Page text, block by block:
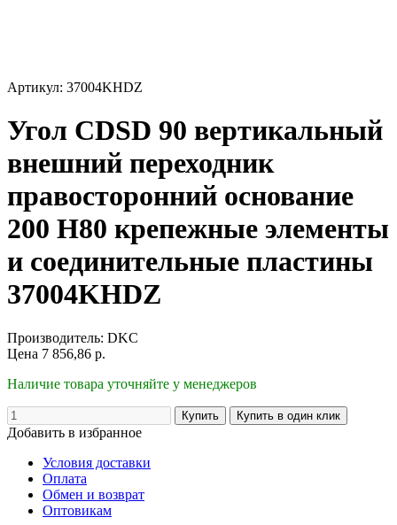
Артикул: 37004KHDZ
Угол CDSD 90 вертикальный
внешний переходник
правосторонний основание
200 H80 крепежные элементы
и соединительные пластины
37004KHDZ
Производитель: DKC
Цена 7 856,86 р.
Наличие товара уточняйте у менеджеров
Добавить в избранное
Условия доставки
Оплата
Обмен и возврат
Оптовикам